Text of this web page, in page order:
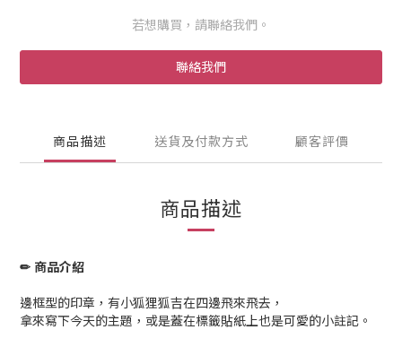
若想購買，請聯絡我們。
聯絡我們
商品描述 送貨及付款方式 顧客評價
商品描述
✏ 商品介紹
邊框型的印章，有小狐狸狐吉在四邊飛來飛去，
拿來寫下今天的主題，或是蓋在標籤貼紙上也是可愛的小註記。